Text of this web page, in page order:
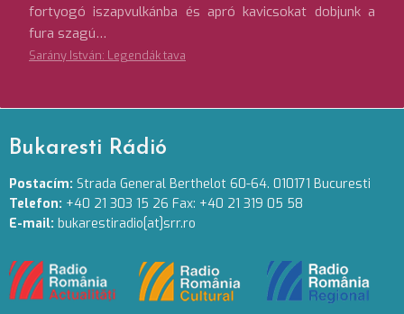
fortyogó iszapvulkánba és apró kavicsokat dobjunk a
fura szagú…
Sarány István: Legendák tava
Bukaresti Rádió
Postacím: Strada General Berthelot 60-64. 010171 Bucuresti
Telefon: +40 21 303 15 26 Fax: +40 21 319 05 58
E-mail: bukarestiradio[at]srr.ro